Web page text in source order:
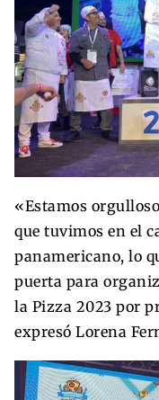
«Estamos
que tuvimos en el
panamericano, lo
puerta para
la Pizza 2023 por
expresó Lorena